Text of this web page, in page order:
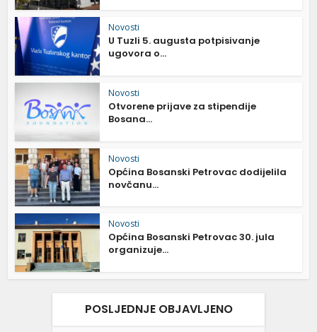
Novosti
U Tuzli 5. augusta potpisivanje
ugovora o...
Novosti
Otvorene prijave za stipendije
Bosana...
Novosti
Općina Bosanski Petrovac dodijelila
novčanu...
Novosti
Općina Bosanski Petrovac 30. jula
organizuje...
POSLJEDNJE OBJAVLJENO